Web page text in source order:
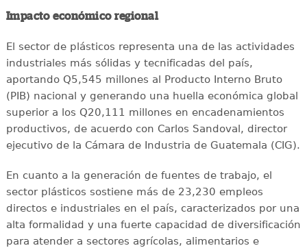
Impacto económico regional
El sector de plásticos representa una de las actividades
industriales más sólidas y tecnificadas del país,
aportando Q5,545 millones al Producto Interno Bruto
(PIB) nacional y generando una huella económica global
superior a los Q20,111 millones en encadenamientos
productivos, de acuerdo con Carlos Sandoval, director
ejecutivo de la Cámara de Industria de Guatemala (CIG).
En cuanto a la generación de fuentes de trabajo, el
sector plásticos sostiene más de 23,230 empleos
directos e industriales en el país, caracterizados por una
alta formalidad y una fuerte capacidad de diversificación
para atender a sectores agrícolas, alimentarios e